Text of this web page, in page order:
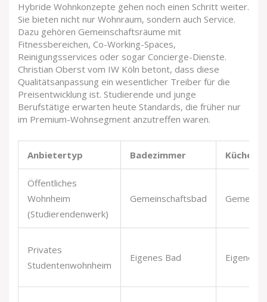
Hybride Wohnkonzepte gehen noch einen Schritt weiter.
Sie bieten nicht nur Wohnraum, sondern auch Service.
Dazu gehören Gemeinschaftsräume mit
Fitnessbereichen, Co-Working-Spaces,
Reinigungsservices oder sogar Concierge-Dienste.
Christian Oberst vom IW Köln betont, dass diese
Qualitätsanpassung ein wesentlicher Treiber für die
Preisentwicklung ist. Studierende und junge
Berufstätige erwarten heute Standards, die früher nur
im Premium-Wohnsegment anzutreffen waren.
Anbietertyp Badezimmer Küche
Öffentliches
Wohnheim
(Studierendenwerk)
Gemeinschaftsbad
Privates
Studentenwohnheim
Eigenes Bad Eigene